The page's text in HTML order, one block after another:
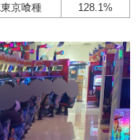
L東京喰種 128.1%